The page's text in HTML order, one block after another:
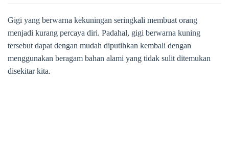
Gigi yang berwarna kekuningan seringkali membuat orang
menjadi kurang percaya diri. Padahal, gigi berwarna kuning
tersebut dapat dengan mudah diputihkan kembali dengan
menggunakan beragam bahan alami yang tidak sulit ditemukan
disekitar kita.